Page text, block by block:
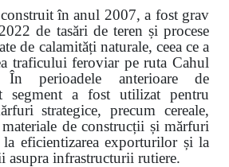
în anul 2007, a fost grav
de tasări de teren și procese
de calamități naturale, ceea ce a
traficului feroviar pe ruta Cahul
perioadele anterioare de
segment a fost utilizat pentru
strategice, precum cereale,
de construcții și mărfuri
eficientizarea exporturilor și la
asupra infrastructurii rutiere.